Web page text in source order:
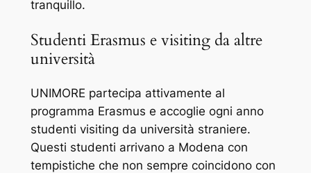
tranquillo.
Studenti Erasmus e visiting da altre
università
UNIMORE partecipa attivamente al
programma Erasmus e accoglie ogni anno
studenti visiting da università straniere.
Questi studenti arrivano a Modena con
tempistiche che non sempre coincidono con